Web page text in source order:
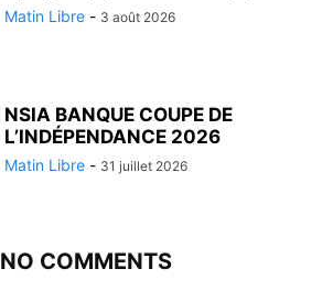
Matin Libre - 3 août 2026
NSIA BANQUE COUPE DE
L’INDÉPENDANCE 2026
Matin Libre - 31 juillet 2026
NO COMMENTS